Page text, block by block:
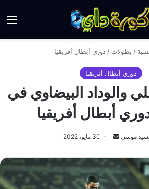
/ بطولات / دوري أبطال أفريقيا
دوري أبطال أفريقيا
والوداد البيضاوي في
أبطال أفريقيا
موسى
أرسل
إلكترونيا
30 مايو، 2022